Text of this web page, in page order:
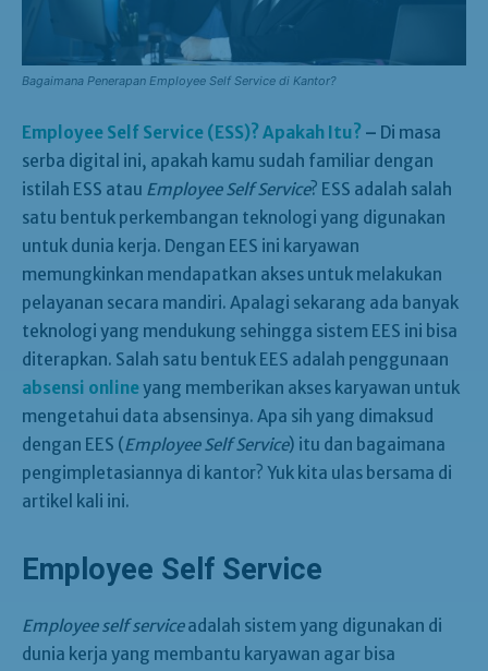
Bagaimana Penerapan Employee Self Service di Kantor?
Employee Self Service (ESS)? Apakah Itu? – Di masa
serba digital ini, apakah kamu sudah familiar dengan
istilah ESS atau Employee Self Service? ESS adalah salah
satu bentuk perkembangan teknologi yang digunakan
untuk dunia kerja. Dengan EES ini karyawan
memungkinkan mendapatkan akses untuk melakukan
pelayanan secara mandiri. Apalagi sekarang ada banyak
teknologi yang mendukung sehingga sistem EES ini bisa
diterapkan. Salah satu bentuk EES adalah penggunaan
absensi onlineyang memberikan akses karyawan untuk
mengetahui data absensinya. Apa sih yang dimaksud
dengan EES (Employee Self Service) itu dan bagaimana
pengimpletasiannya di kantor? Yuk kita ulas bersama di
artikel kali ini.
Employee Self Service
Employee self serviceadalah sistem yang digunakan di
dunia kerja yang membantu karyawan agar bisa